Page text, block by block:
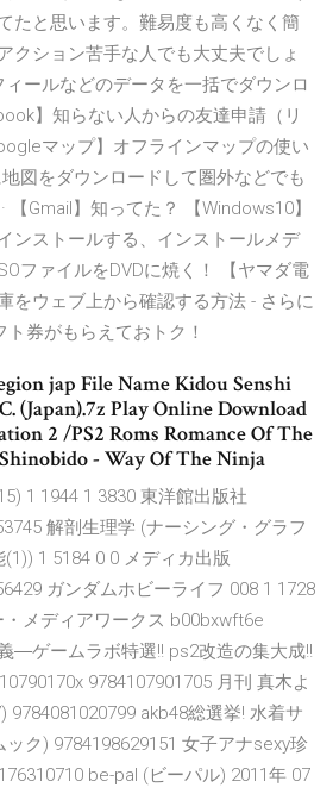
たと思います。難易度も高くなく簡
クション苦手な人でも大丈夫でしょ
ールなどのデータを一括でダウンロ
】知らない人からの友達申請（リ
マップ】オフラインマップの使い
図をダウンロードして圏外などでも
【Gmail】知ってた？ 【Windows10】
ンストールする、インストールメデ
ファイルをDVDに焼く！ 【ヤマダ電
をウェブ上から確認する方法 - さらに
券がもらえておトク！
jap File Name Kidou Senshi
(Japan).7z Play Online Download
2 /PS2 Roms Romance Of The
- Way Of The Ninja
1 1944 1 3830 東洋館出版社
解剖生理学 (ナーシング・グラフ
1 5184 0 0 メディカ出版
ガンダムホビーライフ 008 1 1728
メディアワークス b00bxwft6e
―ゲームラボ特選!! ps2改造の集大成!!
9784107901705 月刊 真木よ
9784081020799 akb48総選挙! 水着サ
ク) 9784198629151 女子アナsexy珍
be-pal (ビーパル) 2011年 07